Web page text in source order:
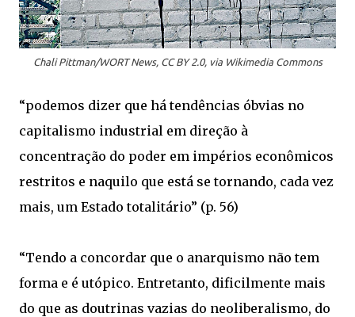
Chali Pittman/WORT News, CC BY 2.0, via Wikimedia Commons
“podemos dizer que há tendências óbvias no
capitalismo industrial em direção à
concentração do poder em impérios econômicos
restritos e naquilo que está se tornando, cada vez
mais, um Estado totalitário” (p. 56)
“Tendo a concordar que o anarquismo não tem
forma e é utópico. Entretanto, dificilmente mais
do que as doutrinas vazias do neoliberalismo, do